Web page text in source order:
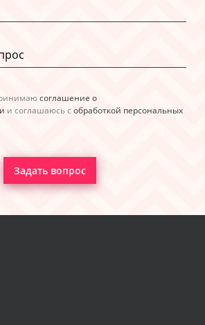
соглашение о
и соглашаюсь с обработкой персональных
Задать вопрос